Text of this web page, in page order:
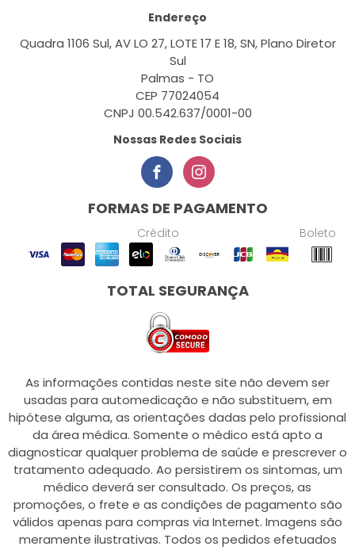
Endereço
Quadra 1106 Sul, AV LO 27, LOTE 17 E 18, SN, Plano Diretor
Sul
Palmas - TO
CEP 77024054
CNPJ 00.542.637/0001-00
Nossas Redes Sociais
FORMAS DE PAGAMENTO
Crédito Boleto
TOTAL SEGURANÇA
As informações contidas neste site não devem ser
usadas para automedicação e não substituem, em
hipótese alguma, as orientações dadas pelo profissional
da área médica. Somente o médico está apto a
diagnosticar qualquer problema de saúde e prescrever o
tratamento adequado. Ao persistirem os sintomas, um
médico deverá ser consultado. Os preços, as
promoções, o frete e as condições de pagamento são
válidos apenas para compras via Internet. Imagens são
meramente ilustrativas. Todos os pedidos efetuados